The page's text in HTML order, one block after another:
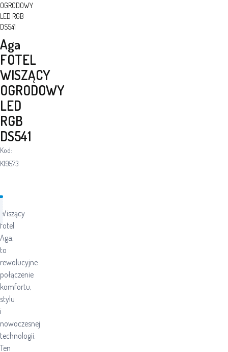
OGRODOWY
LED RGB
DS541
Aga
FOTEL
WISZĄCY
OGRODOWY
LED
RGB
DS541
Kod:
K19573
Wiszący
fotel
Aga,
to
rewolucyjne
połączenie
komfortu,
stylu
i
nowoczesnej
technologii.
Ten